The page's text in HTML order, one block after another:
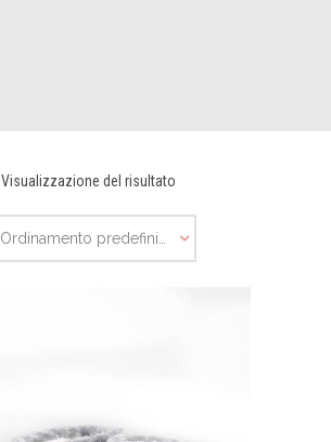
Visualizzazione del risultato